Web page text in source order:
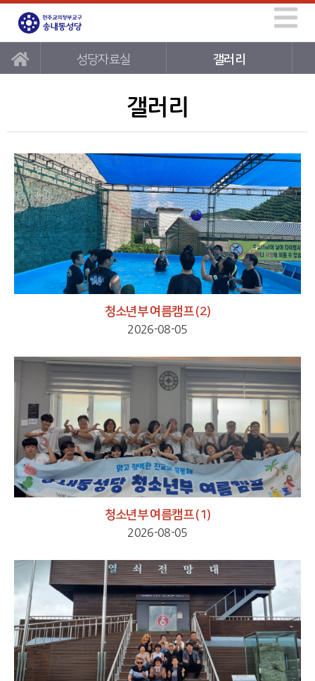
성당자료실 갤러리
갤러리
청소년부 여름캠프 (2)
2026-08-05
청소년부 여름캠프 (1)
2026-08-05